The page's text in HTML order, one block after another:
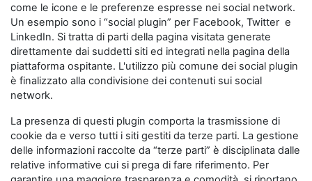
come le icone e le preferenze espresse nei social network.
Un esempio sono i “social plugin” per Facebook, Twitter e
LinkedIn. Si tratta di parti della pagina visitata generate
direttamente dai suddetti siti ed integrati nella pagina della
piattaforma ospitante. L'utilizzo più comune dei social plugin
è finalizzato alla condivisione dei contenuti sui social
network.
La presenza di questi plugin comporta la trasmissione di
cookie da e verso tutti i siti gestiti da terze parti. La gestione
delle informazioni raccolte da “terze parti” è disciplinata dalle
relative informative cui si prega di fare riferimento. Per